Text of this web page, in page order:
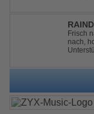
crowds
Frisch
nach,
Artist-
still